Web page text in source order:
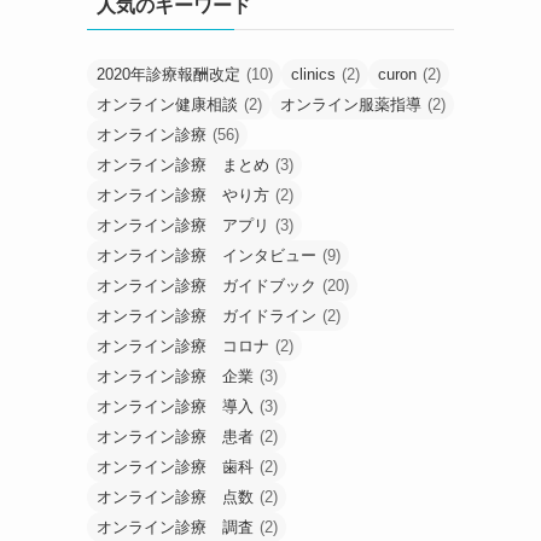
人気のキーワード
2020年診療報酬改定 (10) clinics (2) curon (2)
オンライン健康相談 (2) オンライン服薬指導 (2)
オンライン診療 (56)
オンライン診療 まとめ (3)
オンライン診療 やり方 (2)
オンライン診療 アプリ (3)
オンライン診療 インタビュー (9)
オンライン診療 ガイドブック (20)
オンライン診療 ガイドライン (2)
オンライン診療 コロナ (2)
オンライン診療 企業 (3)
オンライン診療 導入 (3)
オンライン診療 患者 (2)
オンライン診療 歯科 (2)
オンライン診療 点数 (2)
オンライン診療 調査 (2)